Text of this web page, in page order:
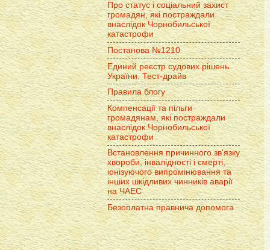
Про статус і соціальний захист
громадян, які постраждали
внаслідок Чорнобильської
катастрофи
Постанова №1210
Единий реєстр судових рішень
України. Тест-драйв
Правила блогу
Компенсації та пільги
громадянам, які постраждали
внаслідок Чорнобильської
катастрофи
Встановлення причинного зв'язку
хвороби, інвалідності і смерті,
іонізуючого випромінювання та
інших шкідливих чинників аварії
на ЧАЕС
Безоплатна правнича допомога